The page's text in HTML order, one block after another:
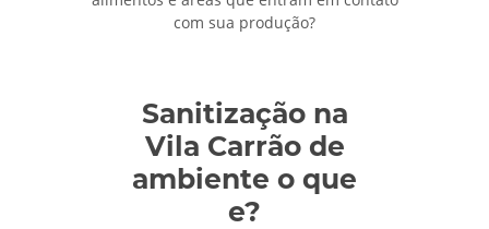
com sua produção?
Sanitização na
Vila Carrão de
ambiente o que
e?